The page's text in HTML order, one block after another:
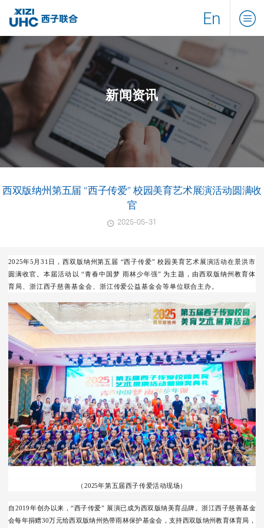
En
新闻资讯
西双版纳州第五届 “西子传爱” 校园美育艺术展演活动圆满收
官
2025-05-31
2025年5月31日，西双版纳州第五届 “西子传爱” 校园美育艺术展演活动在景洪市
圆满收官 。本届活动以 “青春中国梦 雨林少年强” 为主题，由西双版纳州教育体
育局、浙江西子慈善基金会、 浙江传爱公益基金会等单位联合主办。
（2025年第五届西子传爱活动现场）
自2019年创办以来，“西子传爱” 展演已成为西双版纳美育品牌。浙江西子慈善基金
会每年捐赠30万元给西双版纳州热带雨林保护基金会，支持西双版纳州教育体育局，